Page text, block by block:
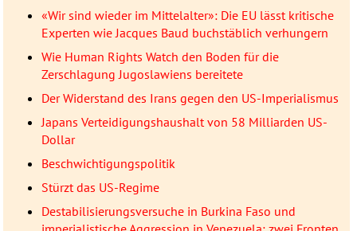
«Wir sind wieder im Mittelalter»: Die EU lässt kritische
Experten wie Jacques Baud buchstäblich verhungern
Wie Human Rights Watch den Boden für die
Zerschlagung Jugoslawiens bereitete
Der Widerstand des Irans gegen den US-Imperialismus
Japans Verteidigungshaushalt von 58 Milliarden US-
Dollar
Beschwichtigungspolitik
Stürzt das US-Regime
Destabilisierungsversuche in Burkina Faso und